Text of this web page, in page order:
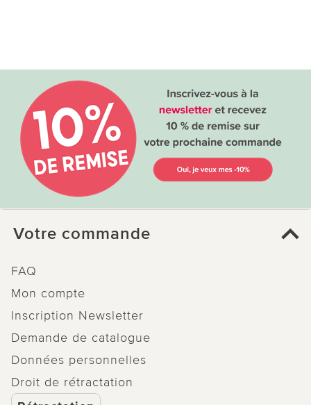
Votre commande
FAQ
Mon compte
Inscription Newsletter
Demande de catalogue
Données personnelles
Droit de rétractation